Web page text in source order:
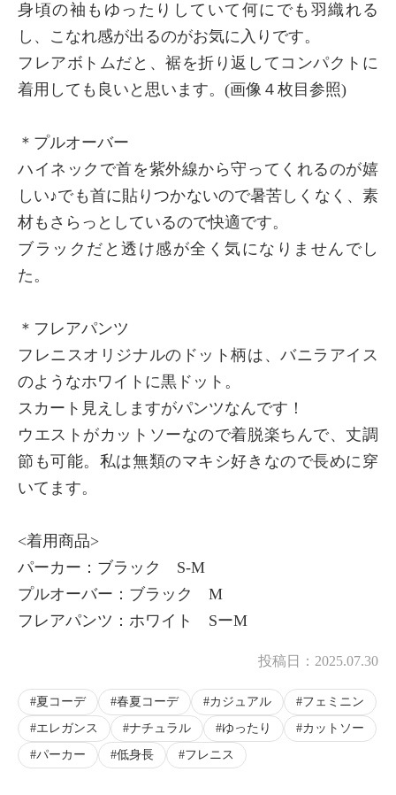
身頃の袖もゆったりしていて何にでも羽織れる
し、こなれ感が出るのがお気に入りです。
フレアボトムだと、裾を折り返してコンパクトに
着用しても良いと思います。(画像４枚目参照)
＊プルオーバー
ハイネックで首を紫外線から守ってくれるのが嬉
しい♪でも首に貼りつかないので暑苦しくなく、素
材もさらっとしているので快適です。
ブラックだと透け感が全く気になりませんでし
た。
＊フレアパンツ
フレニスオリジナルのドット柄は、バニラアイス
のようなホワイトに黒ドット。
スカート見えしますがパンツなんです！
ウエストがカットソーなので着脱楽ちんで、丈調
節も可能。私は無類のマキシ好きなので長めに穿
いてます。
<着用商品>
パーカー：ブラック S-M
プルオーバー：ブラック M
フレアパンツ：ホワイト SーM
投稿日： 2025.07.30
夏コーデ 春夏コーデ カジュアル
フェミニン
エレガンス
ナチュラル ゆったり
カットソー
パーカー
低身長 フレニス